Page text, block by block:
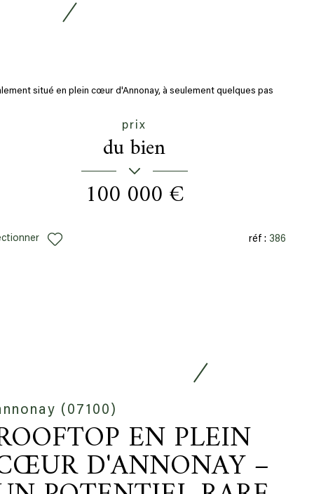
situé en plein cœur d'Annonay, à seulement quelques pas
prix
du bien
100 000 €
réf : 386
(07100)
EN PLEIN
D'ANNONAY –